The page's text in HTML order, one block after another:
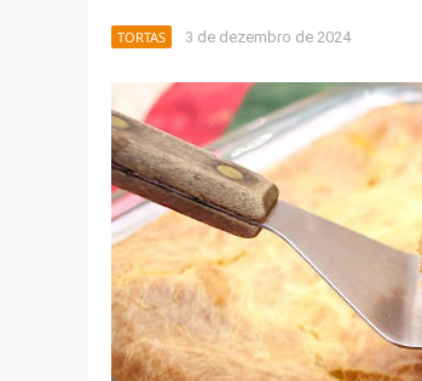
TORTAS 3 de dezembro de 2024